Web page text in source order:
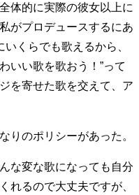
ストステージ
体的に実際の彼女以上に
がプロデュースするにあ
くらでも歌えるから、
いい歌を歌おう！”って
を寄せた歌を交えて、ア
りのポリシーがあった。
な変な歌になっても自分
れるので大丈夫ですが、